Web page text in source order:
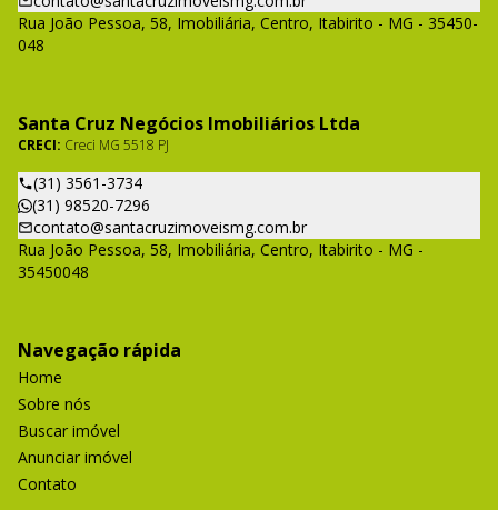
Rua João Pessoa, 58, Imobiliária, Centro, Itabirito - MG - 35450-
048
Santa Cruz Negócios Imobiliários Ltda
CRECI: Creci MG 5518 PJ
(31) 3561-3734
(31) 98520-7296
contato@santacruzimoveismg.com.br
Rua João Pessoa, 58, Imobiliária, Centro, Itabirito - MG -
35450048
Navegação rápida
Home
Sobre nós
Buscar imóvel
Anunciar imóvel
Contato